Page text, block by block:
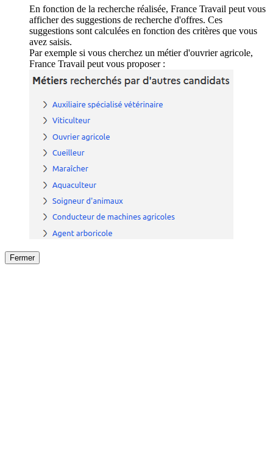
En fonction de la recherche réalisée, France Travail peut vous
afficher des suggestions de recherche d'offres. Ces
suggestions sont calculées en fonction des critères que vous
avez saisis.
Par exemple si vous cherchez un métier d'ouvrier agricole,
France Travail peut vous proposer :
Fermer